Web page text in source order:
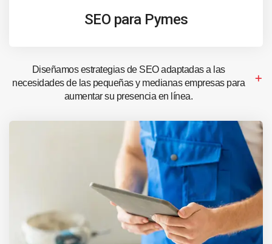
SEO para Pymes
Diseñamos estrategias de SEO adaptadas a las
necesidades de las pequeñas y medianas empresas para
aumentar su presencia en línea.